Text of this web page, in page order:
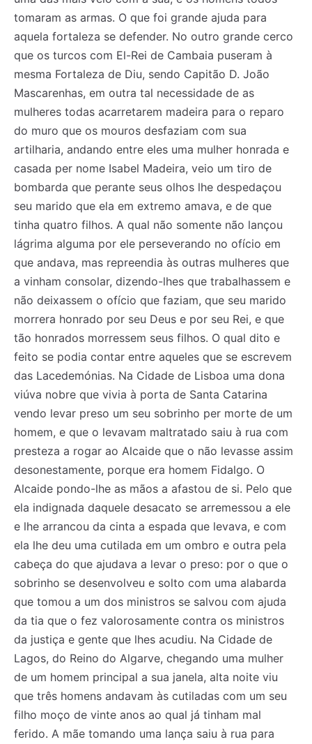
tomaram as armas. O que foi grande ajuda para
aquela fortaleza se defender. No outro grande cerco
que os turcos com El-Rei de Cambaia puseram à
mesma Fortaleza de Diu, sendo Capitão D. João
Mascarenhas, em outra tal necessidade de as
mulheres todas acarretarem madeira para o reparo
do muro que os mouros desfaziam com sua
artilharia, andando entre eles uma mulher honrada e
casada per nome Isabel Madeira, veio um tiro de
bombarda que perante seus olhos lhe despedaçou
seu marido que ela em extremo amava, e de que
tinha quatro filhos. A qual não somente não lançou
lágrima alguma por ele perseverando no ofício em
que andava, mas repreendia às outras mulheres que
a vinham consolar, dizendo-lhes que trabalhassem e
não deixassem o ofício que faziam, que seu marido
morrera honrado por seu Deus e por seu Rei, e que
tão honrados morressem seus filhos. O qual dito e
feito se podia contar entre aqueles que se escrevem
das Lacedemónias. Na Cidade de Lisboa uma dona
viúva nobre que vivia à porta de Santa Catarina
vendo levar preso um seu sobrinho per morte de um
homem, e que o levavam maltratado saiu à rua com
presteza a rogar ao Alcaide que o não levasse assim
desonestamente, porque era homem Fidalgo. O
Alcaide pondo-lhe as mãos a afastou de si. Pelo que
ela indignada daquele desacato se arremessou a ele
e lhe arrancou da cinta a espada que levava, e com
ela lhe deu uma cutilada em um ombro e outra pela
cabeça do que ajudava a levar o preso: por o que o
sobrinho se desenvolveu e solto com uma alabarda
que tomou a um dos ministros se salvou com ajuda
da tia que o fez valorosamente contra os ministros
da justiça e gente que lhes acudiu. Na Cidade de
Lagos, do Reino do Algarve, chegando uma mulher
de um homem principal a sua janela, alta noite viu
que três homens andavam às cutiladas com um seu
filho moço de vinte anos ao qual já tinham mal
ferido. A mãe tomando uma lança saiu à rua para